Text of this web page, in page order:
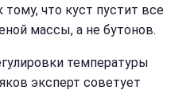
что куст пустит все
массы, а не бутонов.
температуры
эксперт советует